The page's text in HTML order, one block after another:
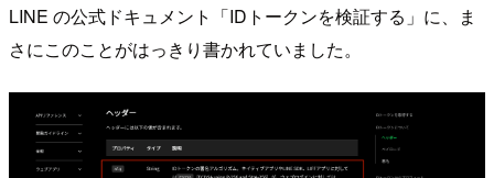
LINE の公式ドキュメント「IDトークンを検証する」に、ま
さにこのことがはっきり書かれていました。